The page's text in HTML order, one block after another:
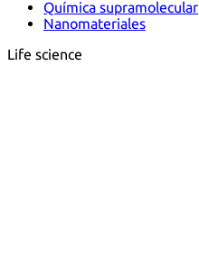
Química supramolecular
Nanomateriales
Life science